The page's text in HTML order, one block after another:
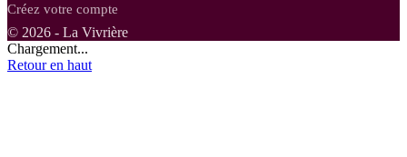
Créez votre compte
© 2026 - La Vivrière
Chargement...
Retour en haut